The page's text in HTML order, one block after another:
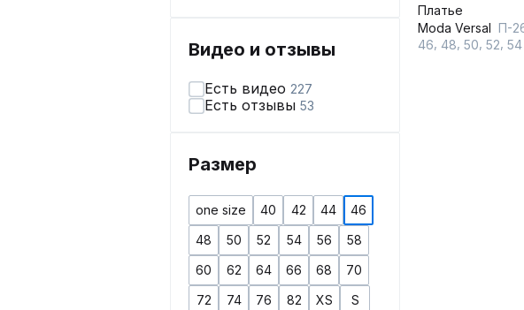
Видео и отзывы
Есть видео 227
Есть отзывы 53
Размер
one size 40 42 44
46
48
50 52 54 56
58
60
62 64 66 68
70
72
74 76 82 XS
S
Платье
Moda Versal П-
46 48 50 52 54